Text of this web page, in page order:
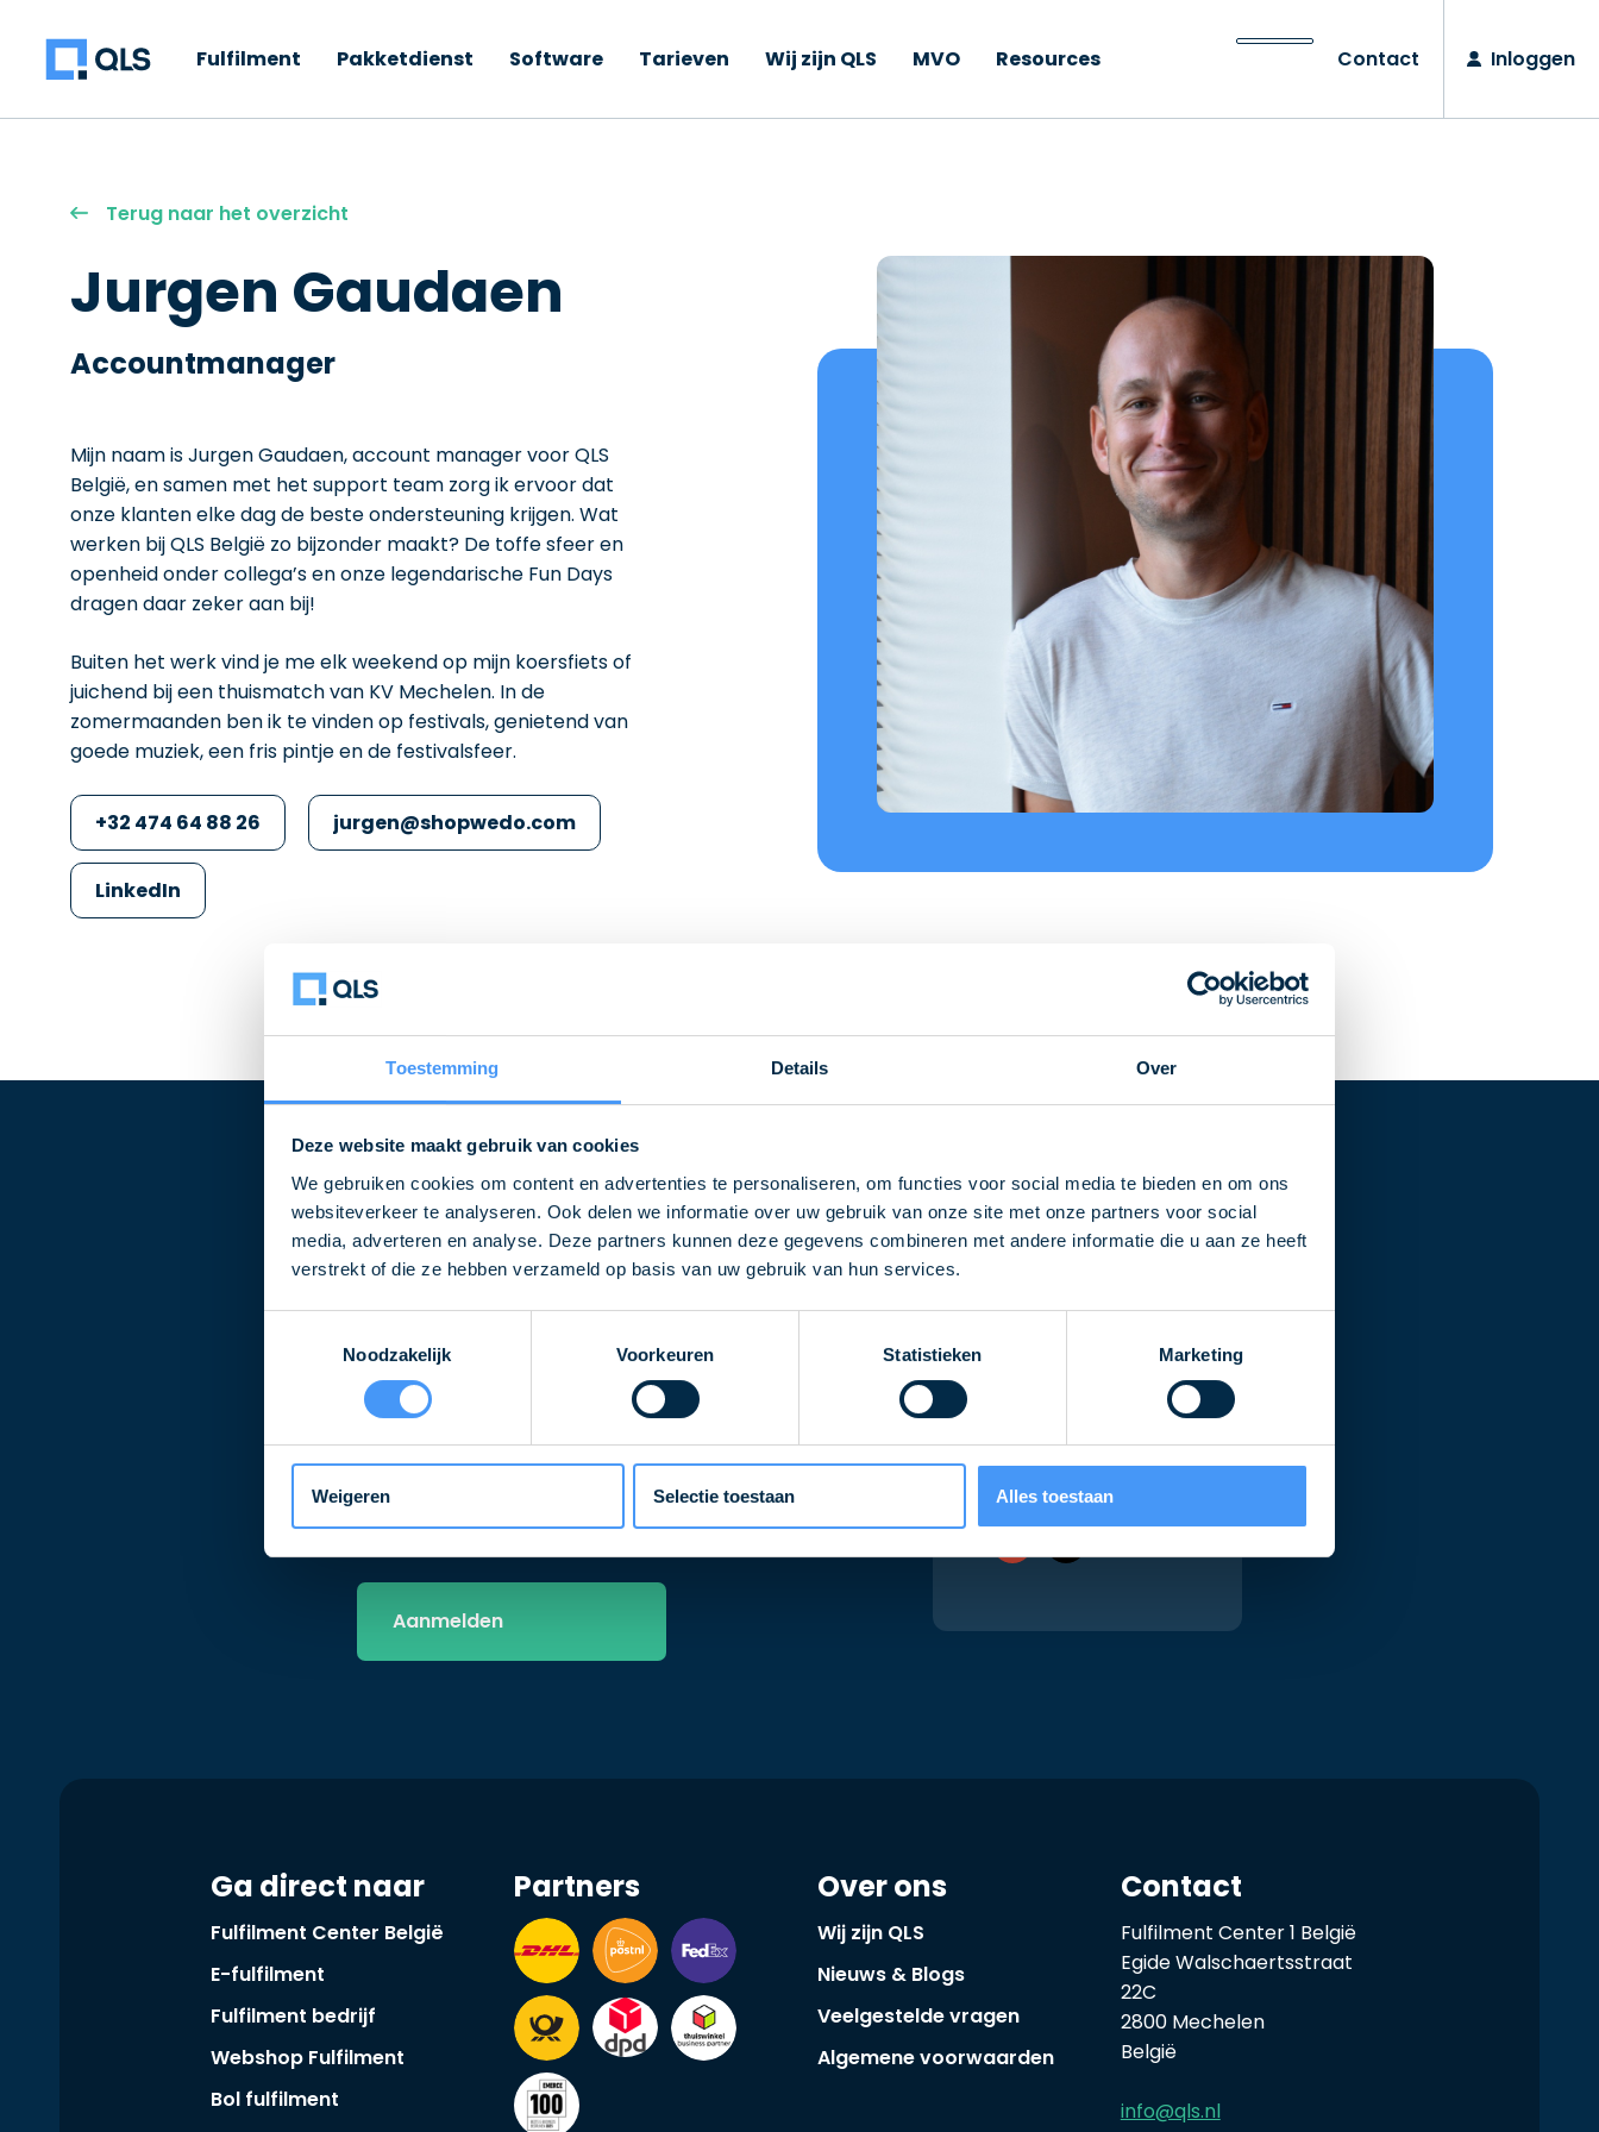
Toestemming Details Over
Deze website maakt gebruik van cookies
We gebruiken cookies om content en advertenties te personaliseren, om functies voor social media te bieden en om ons
websiteverkeer te analyseren. Ook delen we informatie over uw gebruik van onze site met onze partners voor social
media, adverteren en analyse. Deze partners kunnen deze gegevens combineren met andere informatie die u aan ze heeft
verstrekt of die ze hebben verzameld op basis van uw gebruik van hun services.
Noodzakelijk
Voorkeuren Statistieken Marketing
Weigeren Selectie toestaan Alles toestaan
Fulfilment Pakketdienst Software Tarieven Wij zijn QLS MVO Resources Contact Inloggen
Terug naar het overzicht
Jurgen Gaudaen
Accountmanager
Mijn naam is Jurgen Gaudaen, account manager voor QLS
België, en samen met het support team zorg ik ervoor dat
onze klanten elke dag de beste ondersteuning krijgen. Wat
werken bij QLS België zo bijzonder maakt? De toffe sfeer en
openheid onder collega’s en onze legendarische Fun Days
dragen daar zeker aan bij!
Buiten het werk vind je me elk weekend op mijn koersfiets of
juichend bij een thuismatch van KV Mechelen. In de
zomermaanden ben ik te vinden op festivals, genietend van
goede muziek, een fris pintje en de festivalsfeer.
+32 474 64 88 26 jurgen@shopwedo.com
LinkedIn
Blijf op de hoogte over QLS
Schrijf u in voor de nieuwsbrief
Naam
mailadres
Volg ons ook
op
Ga direct naar
Fulfilment Center België
E-fulfilment
Fulfilment bedrijf
Webshop Fulfilment
Bol fulfilment
Partners Over ons
Wij zijn QLS
Nieuws & Blogs
Veelgestelde vragen
Algemene voorwaarden
Contact
Fulfilment Center 1 België
Egide Walschaertsstraat
22C
2800 Mechelen
België
info@qls.nl